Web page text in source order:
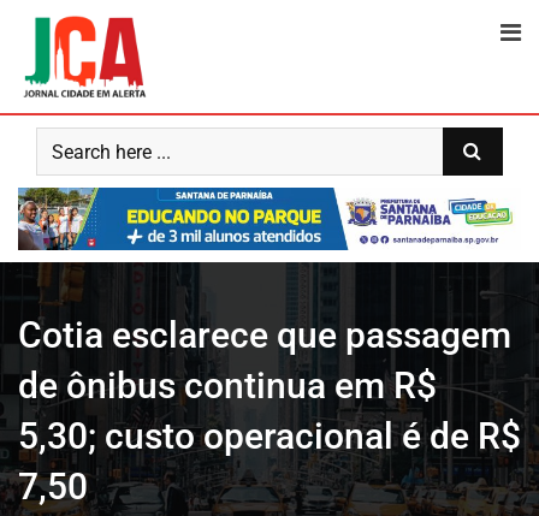
content
Cotia esclarece que passagem
de ônibus continua em R$
5,30; custo operacional é de R$
7,50